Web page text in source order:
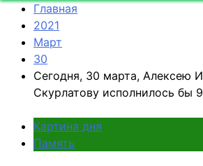
Главная
2021
Март
30
Сегодня, 30 марта, Алексею
Скурлатову исполнилось бы
Картина дня
Память